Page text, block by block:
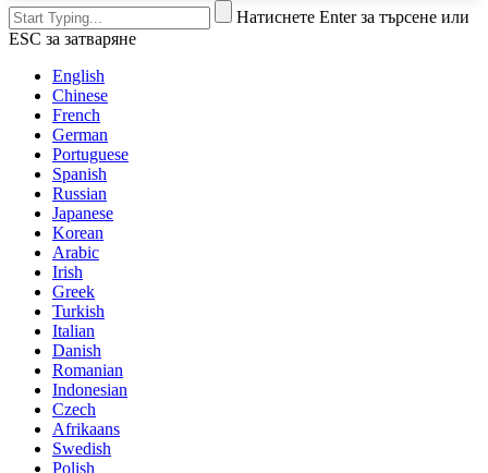
Натиснете Enter за търсене или
ESC за затваряне
English
Chinese
French
German
Portuguese
Spanish
Russian
Japanese
Korean
Arabic
Irish
Greek
Turkish
Italian
Danish
Romanian
Indonesian
Czech
Afrikaans
Swedish
Polish